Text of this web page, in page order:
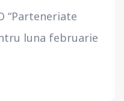
“Parteneriate
luna februarie